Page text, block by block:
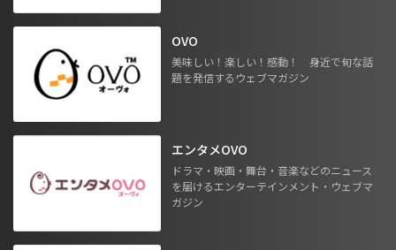
OVO
美味しい！楽しい！感動！ 身近で旬な話
題を発信するウェブマガジン
エンタメOVO
ドラマ・映画・舞台・音楽などのニュース
を届けるエンターテインメント・ウェブマ
ガジン